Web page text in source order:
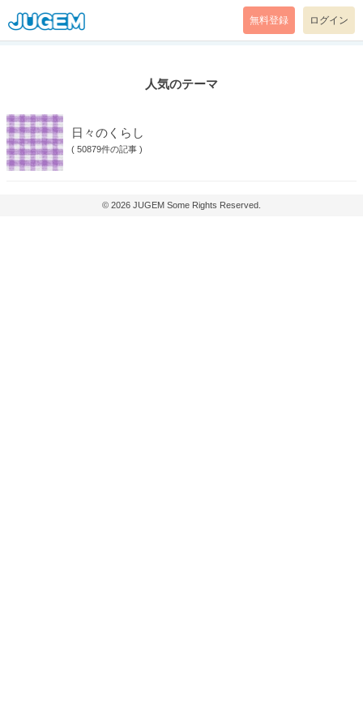
無料登録 ログイン
人気のテーマ
日々のくらし
( 50879件の記事 )
© 2026 JUGEM Some Rights Reserved.